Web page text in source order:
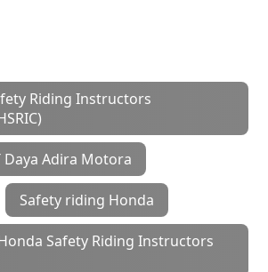
Riding Instructors
Daya Adira Motora
Safety riding Honda
Safety Riding Instructors